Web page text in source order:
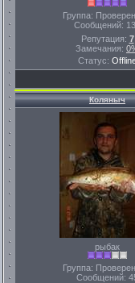
Группа:
Сообщений:
Репутация: 7
Замечания:
Статус:
Коляныч
рыбак
Группа:
Сообщений: